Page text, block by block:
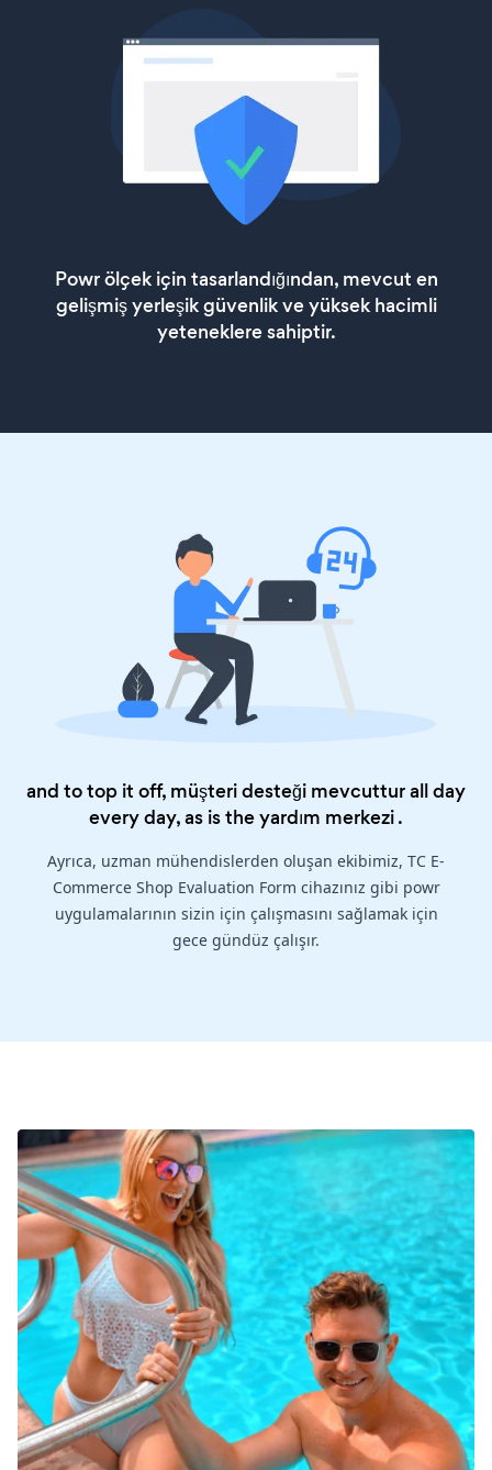
Powr ölçek için tasarlandığından, mevcut en
gelişmiş yerleşik güvenlik ve yüksek hacimli
yeteneklere sahiptir.
and to top it off, müşteri desteği mevcuttur all day
every day, as is theyardım merkezi.
Ayrıca, uzman mühendislerden oluşan ekibimiz, TC E-
Commerce Shop Evaluation Form cihazınız gibi powr
uygulamalarının sizin için çalışmasını sağlamak için
gece gündüz çalışır.